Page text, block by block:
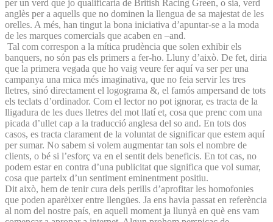
per un verd que jo qualificaria de British Racing Green, o sia, verd
anglès per a aquells que no dominen la llengua de sa majestat de les
orelles. A més, han tingut la bona iniciativa d’apuntar-se a la moda
de les marques comercials que acaben en –and.
Tal com correspon a la mítica prudència que solen exhibir els
banquers, no són pas els primers a fer-ho. Lluny d’això. De fet, diria
que la primera vegada que ho vaig veure fer aquí va ser per una
campanya una mica més imaginativa, que no feia servir les tres
lletres, sinó directament el logograma &, el famós ampersand de tots
els teclats d’ordinador. Com el lector no pot ignorar, es tracta de la
lligadura de les dues lletres del mot llatí et, cosa que prenc com una
picada d’ullet cap a la traducció anglesa del so and. En tots dos
casos, es tracta clarament de la voluntat de significar que estem aquí
per sumar. No sabem si volem augmentar tan sols el nombre de
clients, o bé si l’esforç va en el sentit dels beneficis. En tot cas, no
podem estar en contra d’una publicitat que significa que vol sumar,
cosa que parteix d’un sentiment eminentment positiu.
Dit això, hem de tenir cura dels perills d’aprofitar les homofonies
que poden aparèixer entre llengües. Ja ens havia passat en referència
al nom del nostre país, en aquell moment ja llunyà en què ens vam